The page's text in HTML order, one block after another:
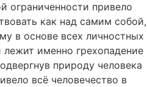
ограниченности привело
как над самим собой,
в основе всех личностных
именно грехопадение
природу человека
всё человечество в